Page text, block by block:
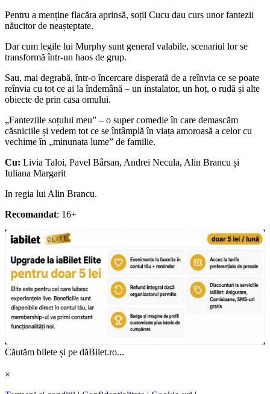
Pentru a menține flacăra aprinsă, soții Cucu dau curs unor fantezii
năucitor de neașteptate.
Dar cum legile lui Murphy sunt general valabile, scenariul lor se
transformă într-un haos de grup.
Sau, mai degrabă, într-o încercare disperată de a reînvia ce se poate
reînvia cu tot ce ai la îndemână – un instalator, un hoț, o rudă și alte
obiecte de prin casa omului.
„Fanteziile soțului meu” – o super comedie în care demascăm
căsniciile și vedem tot ce se întâmplă în viața amoroasă a celor cu
vechime în „minunata lume” de familie.
Cu: Livia Taloi, Pavel Bârsan, Andrei Necula, Alin Brancu și
Iuliana Margarit
In regia lui Alin Brancu.
Recomandat: 16+
Căutăm bilete și pe dăBilet.ro...
×